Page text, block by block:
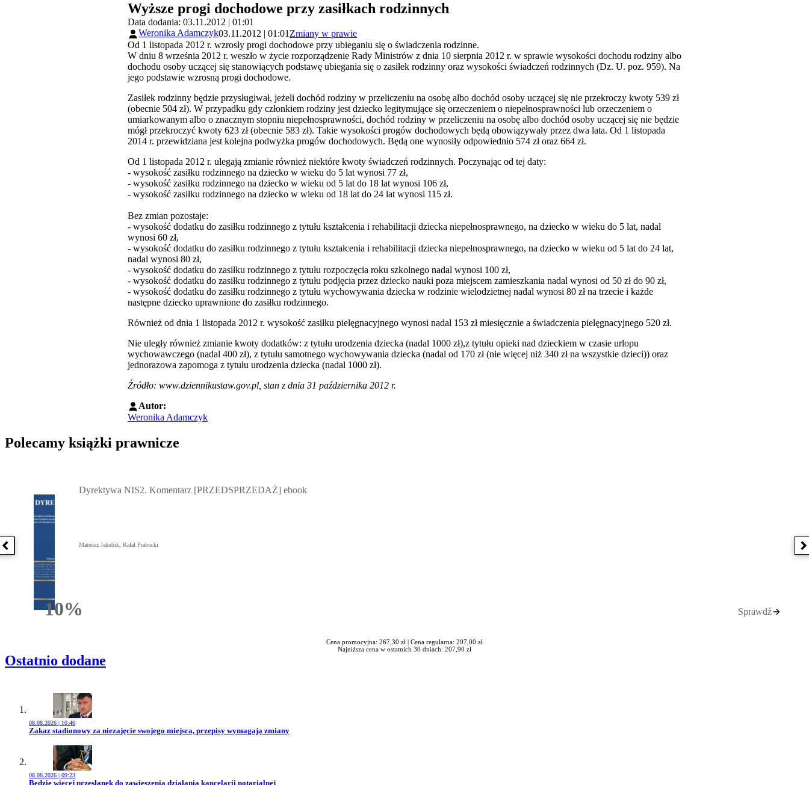
Wyższe progi dochodowe przy zasiłkach rodzinnych
Data dodania: 03.11.2012 | 01:01
Weronika Adamczyk03.11.2012 | 01:01 Zmiany w prawie
Od 1 listopada 2012 r. wzrosły progi dochodowe przy ubieganiu się o świadczenia rodzinne.
W dniu 8 września 2012 r. weszło w życie rozporządzenie Rady Ministrów z dnia 10 sierpnia 2012 r. w sprawie wysokości dochodu rodziny albo
dochodu osoby uczącej się stanowiących podstawę ubiegania się o zasiłek rodzinny oraz wysokości świadczeń rodzinnych (Dz. U. poz. 959). Na
jego podstawie wzrosną progi dochodowe.
Zasiłek rodzinny będzie przysługiwał, jeżeli dochód rodziny w przeliczeniu na osobę albo dochód osoby uczącej się nie przekroczy kwoty 539 zł
(obecnie 504 zł). W przypadku gdy członkiem rodziny jest dziecko legitymujące się orzeczeniem o niepełnosprawności lub orzeczeniem o
umiarkowanym albo o znacznym stopniu niepełnosprawności, dochód rodziny w przeliczeniu na osobę albo dochód osoby uczącej się nie będzie
mógł przekroczyć kwoty 623 zł (obecnie 583 zł). Takie wysokości progów dochodowych będą obowiązywały przez dwa lata. Od 1 listopada
2014 r. przewidziana jest kolejna podwyżka progów dochodowych. Będą one wynosiły odpowiednio 574 zł oraz 664 zł.
Od 1 listopada 2012 r. ulegają zmianie również niektóre kwoty świadczeń rodzinnych. Poczynając od tej daty:
- wysokość zasiłku rodzinnego na dziecko w wieku do 5 lat wynosi 77 zł,
- wysokość zasiłku rodzinnego na dziecko w wieku od 5 lat do 18 lat wynosi 106 zł,
- wysokość zasiłku rodzinnego na dziecko w wieku od 18 lat do 24 lat wynosi 115 zł.
Bez zmian pozostaje:
- wysokość dodatku do zasiłku rodzinnego z tytułu kształcenia i rehabilitacji dziecka niepełnosprawnego, na dziecko w wieku do 5 lat, nadal
wynosi 60 zł,
- wysokość dodatku do zasiłku rodzinnego z tytułu kształcenia i rehabilitacji dziecka niepełnosprawnego, na dziecko w wieku od 5 lat do 24 lat,
nadal wynosi 80 zł,
- wysokość dodatku do zasiłku rodzinnego z tytułu rozpoczęcia roku szkolnego nadal wynosi 100 zł,
- wysokość dodatku do zasiłku rodzinnego z tytułu podjęcia przez dziecko nauki poza miejscem zamieszkania nadal wynosi od 50 zł do 90 zł,
- wysokość dodatku do zasiłku rodzinnego z tytułu wychowywania dziecka w rodzinie wielodzietnej nadal wynosi 80 zł na trzecie i każde
następne dziecko uprawnione do zasiłku rodzinnego.
Również od dnia 1 listopada 2012 r. wysokość zasiłku pielęgnacyjnego wynosi nadal 153 zł miesięcznie a świadczenia pielęgnacyjnego 520 zł.
Nie uległy również zmianie kwoty dodatków: z tytułu urodzenia dziecka (nadal 1000 zł),z tytułu opieki nad dzieckiem w czasie urlopu
wychowawczego (nadal 400 zł), z tytułu samotnego wychowywania dziecka (nadal od 170 zł (nie więcej niż 340 zł na wszystkie dzieci)) oraz
jednorazowa zapomoga z tytułu urodzenia dziecka (nadal 1000 zł).
Źródło: www.dziennikustaw.gov.pl , stan z dnia 31 października 2012 r.
Autor:
Weronika Adamczyk
Polecamy książki prawnicze
Poprzednia książka
10%Rabatu
Dyrektywa NIS2. Komentarz [PRZEDSPRZEDAŻ] ebook
Mateusz Jakubik, Rafał Prabucki
Sprawdź
Cena promocyjna: 267,30 zł | Cena regularna: 297,00 zł
Najniższa cena w ostatnich 30 dniach: 207,90 zł
Ostatnio dodane
08.08.2026 | 10:46
Przejdź do artykułu:
Zakaz stadionowy za niezajęcie swojego miejsca, przepisy wymagają zmiany
08.08.2026 | 09:23
Przejdź do artykułu:
Będzie więcej przesłanek do zawieszenia działania kancelarii notarialnej